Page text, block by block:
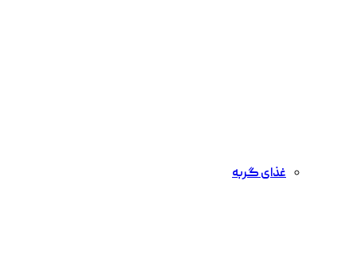
غذای گربه